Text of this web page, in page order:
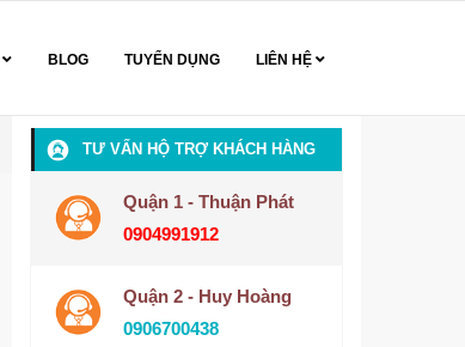
BLOG TUYỂN DỤNG LIÊN HỆ
TƯ VẤN HỘ TRỢ KHÁCH HÀNG
Quận 1 - Thuận Phát
0904991912
Quận 2 - Huy Hoàng
0906700438